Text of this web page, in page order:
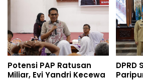
Potensi PAP Ratusan
Miliar, Evi Yandri Kecewa
DPRD